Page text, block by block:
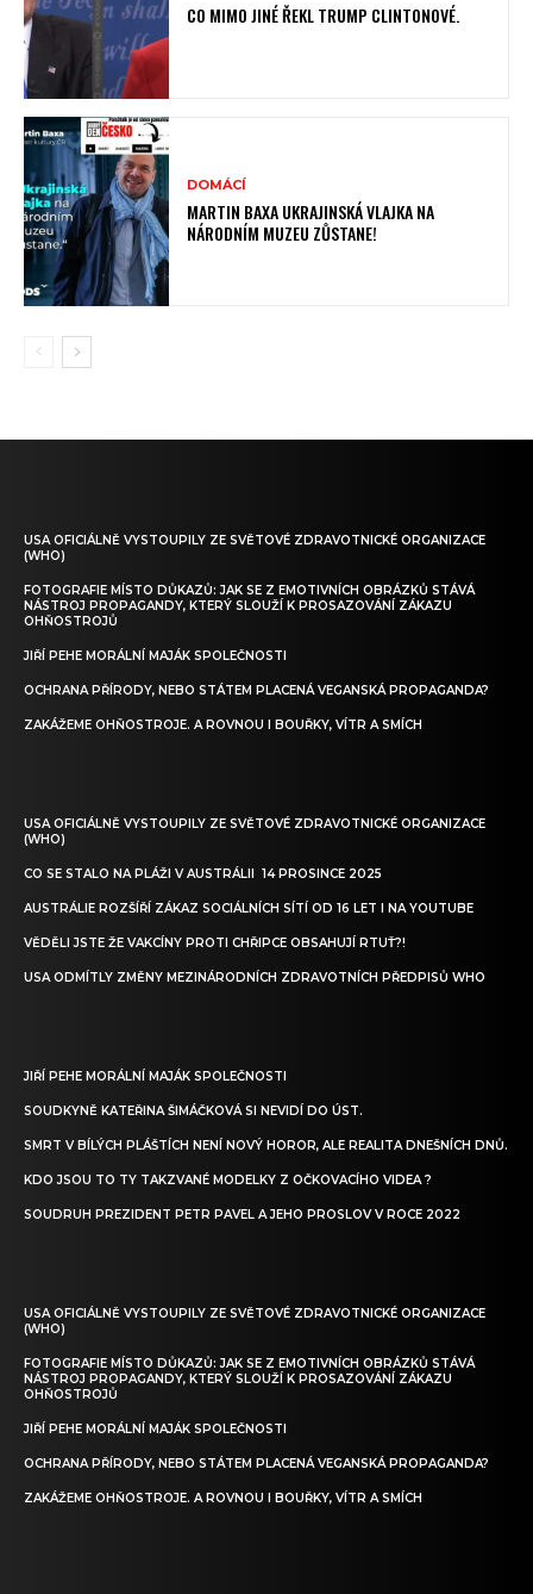
CO MIMO JINÉ ŘEKL TRUMP CLINTONOVÉ.
DOMÁCÍ
MARTIN BAXA UKRAJINSKÁ VLAJKA NA
NÁRODNÍM MUZEU ZŮSTANE!
USA OFICIÁLNĚ VYSTOUPILY ZE SVĚTOVÉ ZDRAVOTNICKÉ ORGANIZACE
(WHO)
FOTOGRAFIE MÍSTO DŮKAZŮ: JAK SE Z EMOTIVNÍCH OBRÁZKŮ STÁVÁ
NÁSTROJ PROPAGANDY, KTERÝ SLOUŽÍ K PROSAZOVÁNÍ ZÁKAZU
OHŇOSTROJŮ
JIŘÍ PEHE MORÁLNÍ MAJÁK SPOLEČNOSTI
OCHRANA PŘÍRODY, NEBO STÁTEM PLACENÁ VEGANSKÁ PROPAGANDA?
ZAKÁŽEME OHŇOSTROJE. A ROVNOU I BOUŘKY, VÍTR A SMÍCH
USA OFICIÁLNĚ VYSTOUPILY ZE SVĚTOVÉ ZDRAVOTNICKÉ ORGANIZACE
(WHO)
CO SE STALO NA PLÁŽI V AUSTRÁLII 14 PROSINCE 2025
AUSTRÁLIE ROZŠÍŘÍ ZÁKAZ SOCIÁLNÍCH SÍTÍ OD 16 LET I NA YOUTUBE
VĚDĚLI JSTE ŽE VAKCÍNY PROTI CHŘIPCE OBSAHUJÍ RTUŤ?!
USA ODMÍTLY ZMĚNY MEZINÁRODNÍCH ZDRAVOTNÍCH PŘEDPISŮ WHO
JIŘÍ PEHE MORÁLNÍ MAJÁK SPOLEČNOSTI
SOUDKYNĚ KATEŘINA ŠIMÁČKOVÁ SI NEVIDÍ DO ÚST.
SMRT V BÍLÝCH PLÁŠTÍCH NENÍ NOVÝ HOROR, ALE REALITA DNEŠNÍCH DNŮ.
KDO JSOU TO TY TAKZVANÉ MODELKY Z OČKOVACÍHO VIDEA ?
SOUDRUH PREZIDENT PETR PAVEL A JEHO PROSLOV V ROCE 2022
USA OFICIÁLNĚ VYSTOUPILY ZE SVĚTOVÉ ZDRAVOTNICKÉ ORGANIZACE
(WHO)
FOTOGRAFIE MÍSTO DŮKAZŮ: JAK SE Z EMOTIVNÍCH OBRÁZKŮ STÁVÁ
NÁSTROJ PROPAGANDY, KTERÝ SLOUŽÍ K PROSAZOVÁNÍ ZÁKAZU
OHŇOSTROJŮ
JIŘÍ PEHE MORÁLNÍ MAJÁK SPOLEČNOSTI
OCHRANA PŘÍRODY, NEBO STÁTEM PLACENÁ VEGANSKÁ PROPAGANDA?
ZAKÁŽEME OHŇOSTROJE. A ROVNOU I BOUŘKY, VÍTR A SMÍCH